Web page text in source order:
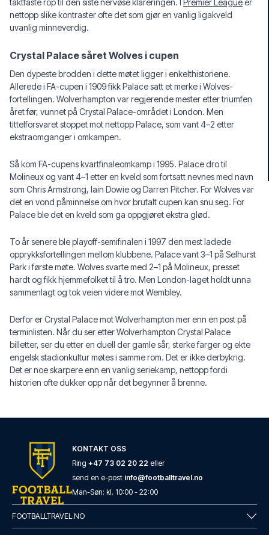
taktfaste rop til den siste nervøse klareringen. I Premier Leagueer
nettopp slike kontraster ofte det som gjør en vanlig ligakveld
uvanlig minneverdig.
Crystal Palace såret Wolves i cupen
Den dypeste brodden i dette møtet ligger i enkelthistoriene.
Allerede i FA-cupen i 1909 fikk Palace satt et merke i Wolves-
fortellingen. Wolverhampton var regjerende mester etter triumfen
året før, vunnet på Crystal Palace-området i London. Men
tittelforsvaret stoppet mot nettopp Palace, som vant 4–2 etter
ekstraomganger i omkampen.
Så kom FA-cupens kvartfinaleomkamp i 1995. Palace dro til
Molineux og vant 4–1 etter en kveld som fortsatt nevnes med navn
som Chris Armstrong, Iain Dowie og Darren Pitcher. For Wolves var
det en vond påminnelse om hvor brutalt cupen kan snu seg. For
Palace ble det en kveld som ga oppgjøret ekstra glød.
To år senere ble playoff-semifinalen i 1997 den mest ladede
opprykksfortellingen mellom klubbene. Palace vant 3–1 på Selhurst
Park i første møte. Wolves svarte med 2–1 på Molineux, presset
hardt og fikk hjemmefolket til å tro. Men London-laget holdt unna
sammenlagt og tok veien videre mot Wembley.
Derfor er Crystal Palace mot Wolverhampton mer enn en post på
terminlisten. Når du ser etter Wolverhampton Crystal Palace
billetter, ser du etter en duell der gamle sår, sterke farger og ekte
engelsk stadionkultur møtes i samme rom. Det er ikke derbykrig.
Det er noe skarpere enn en vanlig seriekamp, nettopp fordi
historien ofte dukker opp når det begynner å brenne.
KONTAKT OSS
Ring +47 73 02 20 22 eller
send en e-post info@footballtravel.no
Man-Søn: kl. 10:00 - 22:00
FOOTBALLTRAVEL.NO